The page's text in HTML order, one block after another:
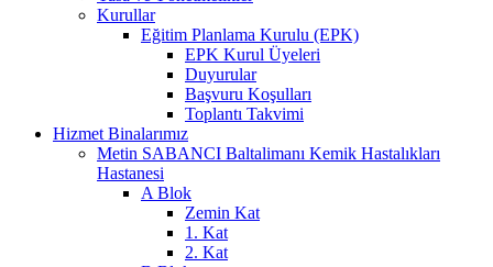
Kurullar
Eğitim Planlama Kurulu (EPK)
EPK Kurul Üyeleri
Duyurular
Başvuru Koşulları
Toplantı Takvimi
Hizmet Binalarımız
Metin SABANCI Baltalimanı Kemik Hastalıkları
Hastanesi
A Blok
Zemin Kat
1. Kat
2. Kat